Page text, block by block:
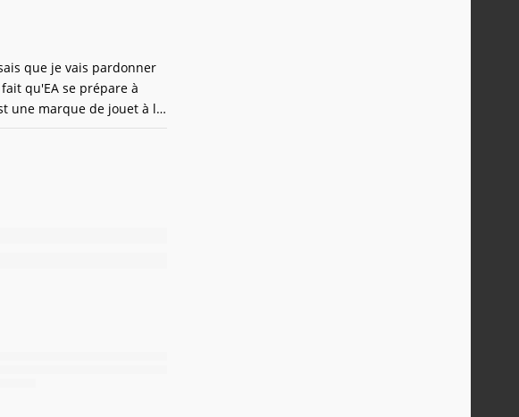
que je vais pardonner
qu'EA se prépare à
une marque de jouet à la
les produits dérivés. Il